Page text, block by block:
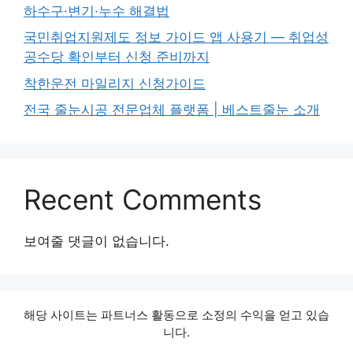
하수구·변기·누수 해결법
국민취업지원제도 정보 가이드 앱 사용기 — 취업성
공수당 확인부터 신청 준비까지
착한운전 마일리지 신청가이드
전국 줄눈시공 전문업체 플랫폼 | 베스트줄눈 소개
Recent Comments
보여줄 댓글이 없습니다.
해당 사이트는 파트너스 활동으로 소정의 수익을 얻고 있습
니다.